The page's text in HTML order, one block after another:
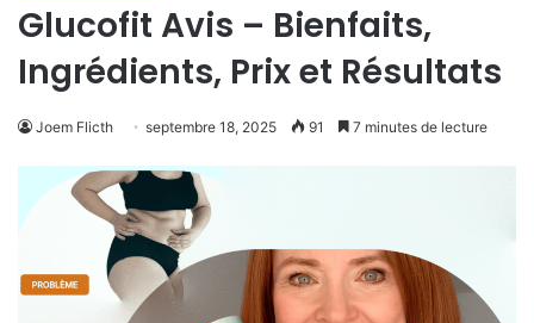
Glucofit Avis – Bienfaits,
Ingrédients, Prix et Résultats
Joem Flicth septembre 18, 2025 91 7 minutes de lecture